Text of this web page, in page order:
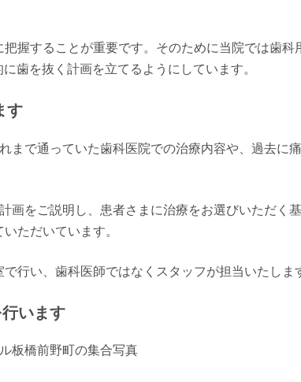
握することが重要です。そのために当院では歯科
歯を抜く計画を立てるようにしています。
す
まで通っていた歯科医院での治療内容や、過去に
画をご説明し、患者さまに治療をお選びいただく
ただいています。
行い、歯科医師ではなくスタッフが担当いたしま
います